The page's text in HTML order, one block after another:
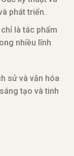
phát triển.
là tác phẩm
nhiều lĩnh
sử và văn hóa
tạo và tinh